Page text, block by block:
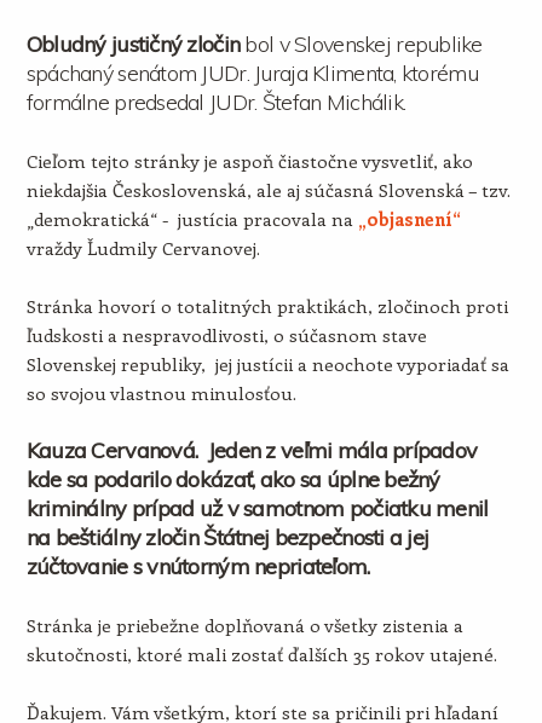
Obludný justičný zločinbol v Slovenskej republike
spáchaný senátom JUDr. Juraja Klimenta, ktorému
formálne predsedal JUDr. Štefan Michálik.
Cieľom tejto stránky je aspoň čiastočne vysvetliť, ako
niekdajšia Československá, ale aj súčasná Slovenská – tzv.
„demokratická“ - justícia pracovala na „objasnení“
vraždy Ľudmily Cervanovej.
Stránka hovorí o totalitných praktikách, zločinoch proti
ľudskosti a nespravodlivosti, o súčasnom stave
Slovenskej republiky, jej justícii a neochote vyporiadať sa
so svojou vlastnou minulosťou.
Kauza Cervanová. Jeden z veľmi mála prípadov
kde sa podarilo dokázať, ako sa úplne bežný
kriminálny prípad už v samotnom počiatku menil
na beštiálny zločin Štátnej bezpečnosti a jej
zúčtovanie s vnútorným nepriateľom.
Stránka je priebežne doplňovaná o všetky zistenia a
skutočnosti, ktoré mali zostať ďalších 35 rokov utajené.
Ďakujem. Vám všetkým, ktorí ste sa pričinili pri hľadaní